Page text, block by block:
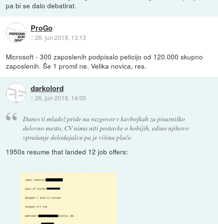
pa bi se dalo debatirat.
ProGo
::26. jun 2018, 13:13
Microsoft - 300 zaposlenih podpisalo peticijo od 120.000 skupno
zaposlenih. Še 1 promil ne. Velika novica, res.
darkolord
::26. jun 2018, 14:00
Danes ti mladež pride na razgovor v kavbojkah za pisarniško
delovno mesto, CV nima niti postavke o hobijih, edino njihovo
vprašanje delodajalcu pa je višina plače.
1950s resume that landed 12 job offers: